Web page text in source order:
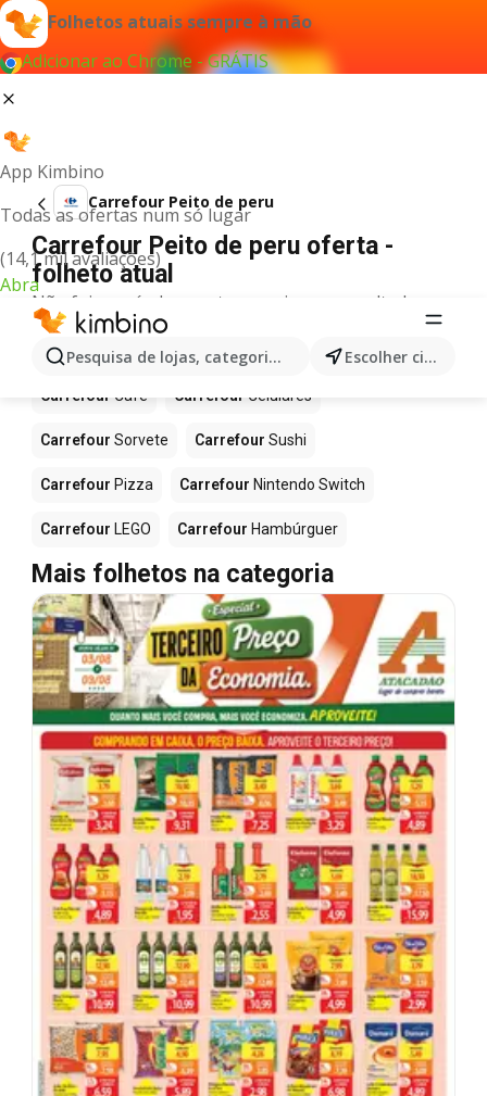
Folhetos atuais sempre à mão
Adicionar ao Chrome - GRÁTIS
App Kimbino
Todas as ofertas num só lugar
(14,1 mil avaliações)
Abra
Pesquisa de lojas, categorias,produtos... Escolher cidade
Carrefour Peito de peru
Carrefour Peito de peru oferta -
folheto atual
Não foi possível encontrar quaisquer resultados
para este termo.
Mais produtos em Carrefour
Carrefour Café Carrefour Celulares
Carrefour Sorvete Carrefour Sushi
Carrefour Pizza Carrefour Nintendo Switch
Carrefour LEGO Carrefour Hambúrguer
Mais folhetos na categoria